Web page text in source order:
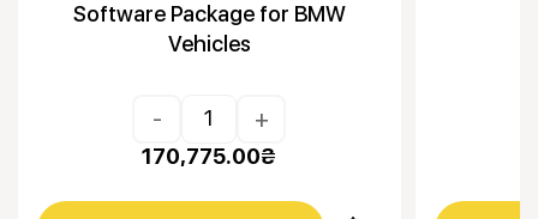
Software Package for BMW
Vehicles
- +
170,775.00₴